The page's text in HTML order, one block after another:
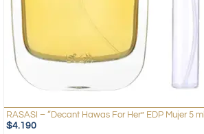
RASASI – “Decant Hawas For Her” EDP Mujer 5 ml
$4.190